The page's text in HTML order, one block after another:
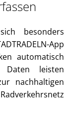
besonders
App
automatisch
Daten leisten
nachhaltigen